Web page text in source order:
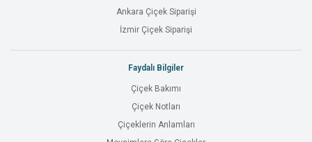
Ankara Çiçek Siparişi
İzmir Çiçek Siparişi
Faydalı Bilgiler
Çiçek Bakımı
Çiçek Notları
Çiçeklerin Anlamları